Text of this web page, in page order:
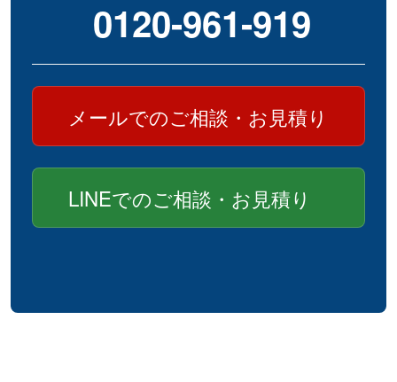
0120-961-919
メールでのご相談・お見積り
LINEでのご相談・お見積り